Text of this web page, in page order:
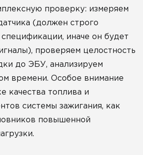
проверку: измеряем
(должен строго
спецификации, иначе он будет
проверяем целостность
до ЭБУ, анализируем
времени. Особое внимание
качества топлива и
системы зажигания, как
повышенной